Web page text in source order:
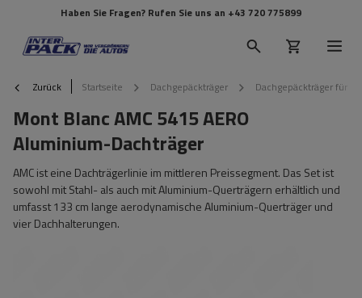
Haben Sie Fragen? Rufen Sie uns an +43 720 775899
Zurück Startseite Dachgepäckträger Dachgepäckträger für
Mont Blanc AMC 5415 AERO
Aluminium-Dachträger
AMC ist eine Dachträgerlinie im mittleren Preissegment. Das Set ist
sowohl mit Stahl- als auch mit Aluminium-Querträgern erhältlich und
umfasst 133 cm lange aerodynamische Aluminium-Querträger und
vier Dachhalterungen.